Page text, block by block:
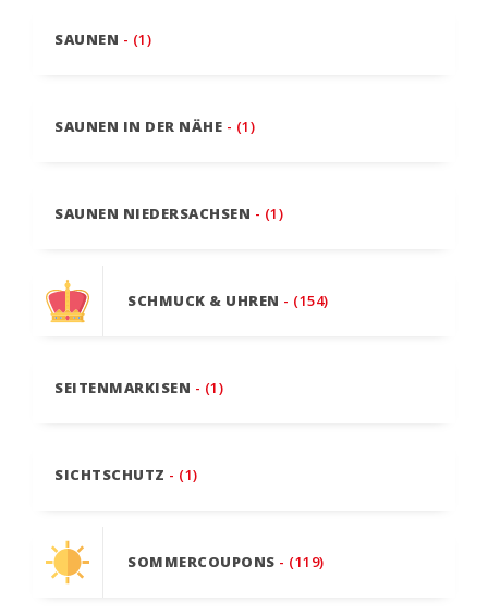
SAUNEN - (1)
SAUNEN IN DER NÄHE - (1)
SAUNEN NIEDERSACHSEN - (1)
SCHMUCK & UHREN - (154)
SEITENMARKISEN - (1)
SICHTSCHUTZ - (1)
SOMMERCOUPONS - (119)